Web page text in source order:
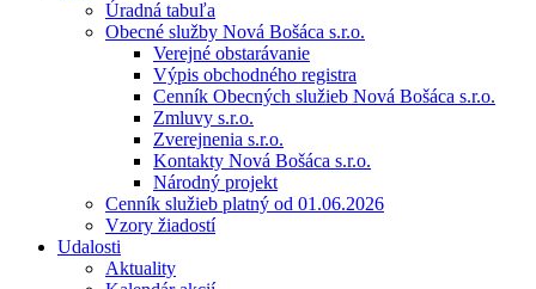
Úradná tabuľa
Obecné služby Nová Bošáca s.r.o.
Verejné obstarávanie
Výpis obchodného registra
Cenník Obecných služieb Nová Bošáca s.r.o.
Zmluvy s.r.o.
Zverejnenia s.r.o.
Kontakty Nová Bošáca s.r.o.
Národný projekt
Cenník služieb platný od 01.06.2026
Vzory žiadostí
Udalosti
Aktuality